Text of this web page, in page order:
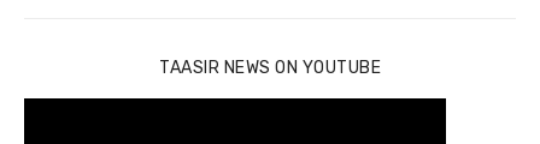
TAASIR NEWS ON YOUTUBE